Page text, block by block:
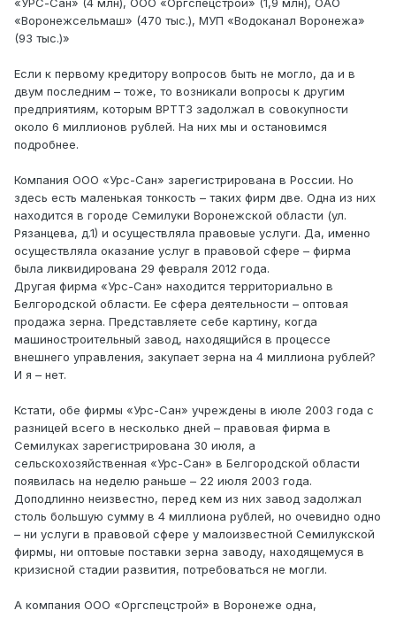
«УРС-Сан» (4 млн), ООО «Оргспецстрой» (1,9 млн), ОАО
«Воронежсельмаш» (470 тыс.), МУП «Водоканал Воронежа»
(93 тыс.)»
Если к первому кредитору вопросов быть не могло, да и в
двум последним – тоже, то возникали вопросы к другим
предприятиям, которым ВРТТЗ задолжал в совокупности
около 6 миллионов рублей. На них мы и остановимся
подробнее.
Компания ООО «Урс-Сан» зарегистрирована в России. Но
здесь есть маленькая тонкость – таких фирм две. Одна из них
находится в городе Семилуки Воронежской области (ул.
Рязанцева, д.1) и осуществляла правовые услуги. Да, именно
осуществляла оказание услуг в правовой сфере – фирма
была ликвидирована 29 февраля 2012 года.
Другая фирма «Урс-Сан» находится территориально в
Белгородской области. Ее сфера деятельности – оптовая
продажа зерна. Представляете себе картину, когда
машиностроительный завод, находящийся в процессе
внешнего управления, закупает зерна на 4 миллиона рублей?
И я – нет.
Кстати, обе фирмы «Урс-Сан» учреждены в июле 2003 года с
разницей всего в несколько дней – правовая фирма в
Семилуках зарегистрирована 30 июля, а
сельскохозяйственная «Урс-Сан» в Белгородской области
появилась на неделю раньше – 22 июля 2003 года.
Доподлинно неизвестно, перед кем из них завод задолжал
столь большую сумму в 4 миллиона рублей, но очевидно одно
– ни услуги в правовой сфере у малоизвестной Семилукской
фирмы, ни оптовые поставки зерна заводу, находящемуся в
кризисной стадии развития, потребоваться не могли.
А компания ООО «Оргспецстрой» в Воронеже одна,